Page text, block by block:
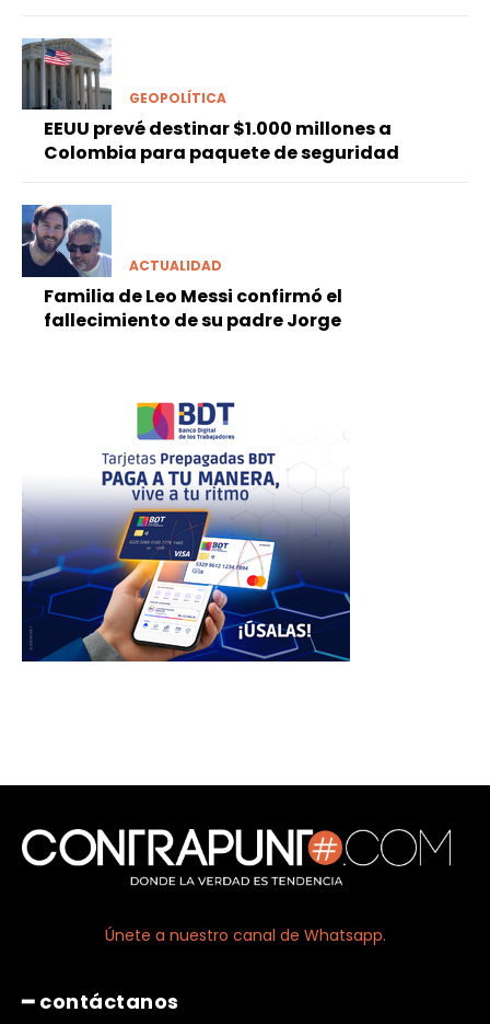
GEOPOLÍTICA
EEUU prevé destinar $1.000 millones a
Colombia para paquete de seguridad
ACTUALIDAD
Familia de Leo Messi confirmó el
fallecimiento de su padre Jorge
Únete a nuestro canal de Whatsapp.
━ contáctanos